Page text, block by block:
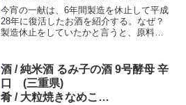
岡県）
肴 / 黒毛和牛ヒウチ（135g）ステ
ーキ
今宵の一献は、6年間製造を休止して平成
28年に復活したお酒を紹介する。なぜ？
製造休止をしていたかと言うと、原料米
山」の確保が難しくなり休止に至った。
そんな、「志太泉・純米吟醸・愛山」を
紹介。
酒 / 純米酒 るみ子の酒 9号酵母 辛
口 (三重県)
肴 / 大粒焼きなめこ